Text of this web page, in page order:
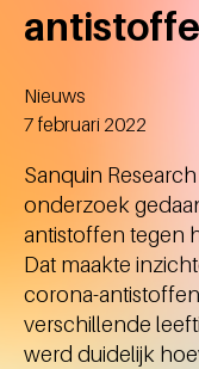
Nieuws
Aangemaakt
7 februari 2022
Sanquin
onderzoek
antistoffen tegen
Dat maakte
corona-
verschillende
werd duidelijk